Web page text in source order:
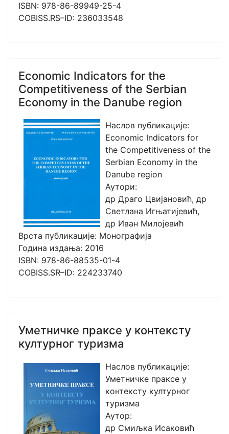
ISBN: 978-86-89949-25-4
COBISS.RS–ID: 236033548
Economic Indicators for the
Competitiveness of the Serbian
Economy in the Danube region
Наслов публикације:
Economic Indicators for
the Competitiveness of the
Serbian Economy in the
Danube region
Аутори:
др Драго Цвијановић, др
Светлана Игњатијевић,
др Иван Милојевић
Врста публикације: Монографија
Година издања: 2016
ISBN: 978-86-88535-01-4
COBISS.SR–ID: 224233740
Уметничке праксе у контексту
културног туризма
Наслов публикације:
Уметничке праксе у
контексту културног
туризма
Аутор:
др Смиљка Исаковић